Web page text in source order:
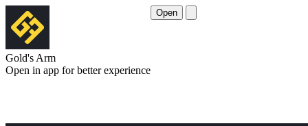
Gold's Arm
Open in app for better experience
Open